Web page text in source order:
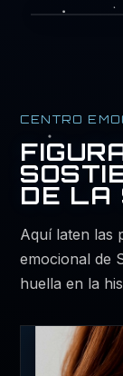
CENTRO
DE LA
Aquí laten las
emocional de
huella en la